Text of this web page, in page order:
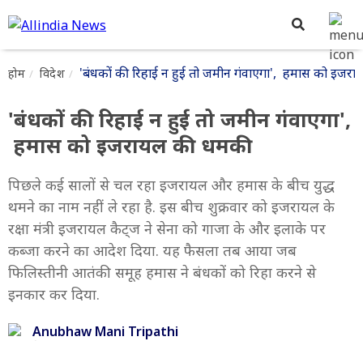
होम विदेश 'बंधकों की रिहाई न हुई तो जमीन गंवाएगा', हमास को
'बंधकों की रिहाई न हुई तो जमीन गंवाएगा',
हमास को इजरायल की धमकी
पिछले कई सालों से चल रहा इजरायल और हमास के बीच युद्ध
थमने का नाम नहीं ले रहा है. इस बीच शुक्रवार को इजरायल के
रक्षा मंत्री इजरायल कैट्ज ने सेना को गाजा के और इलाके पर
कब्जा करने का आदेश दिया. यह फैसला तब आया जब
फिलिस्तीनी आतंकी समूह हमास ने बंधकों को रिहा करने से
इनकार कर दिया.
Anubhaw Mani Tripathi